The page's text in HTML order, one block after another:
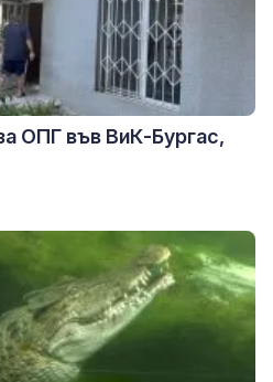
ОПГ във ВиК-Бургас,